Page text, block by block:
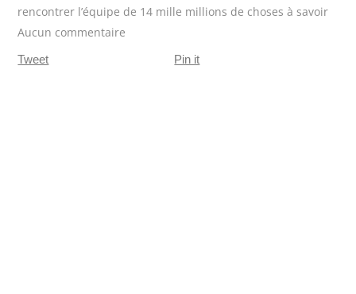
rencontrer l’équipe de 14 mille millions de choses à savoir
Aucun commentaire
Tweet Pin it